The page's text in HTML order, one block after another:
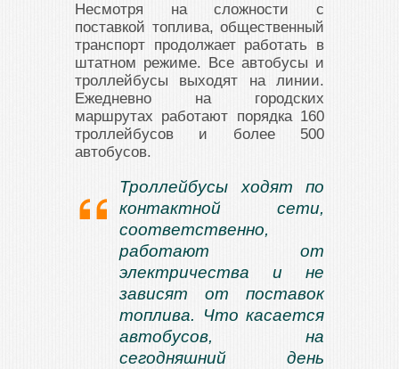
Несмотря на сложности с
поставкой топлива, общественный
транспорт продолжает работать в
штатном режиме. Все автобусы и
троллейбусы выходят на линии.
Ежедневно на городских
маршрутах работают порядка 160
троллейбусов и более 500
автобусов.
Троллейбусы ходят по
контактной сети,
соответственно,
работают от
электричества и не
зависят от поставок
топлива. Что касается
автобусов, на
сегодняшний день